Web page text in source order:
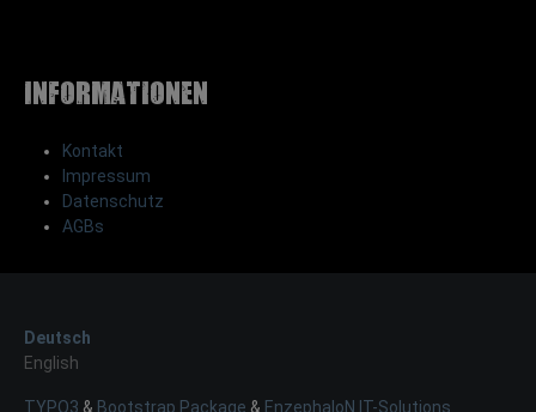
Informationen
Kontakt
Impressum
Datenschutz
AGBs
Deutsch
English
TYPO3 & Bootstrap Package & EnzephaloN IT-Solutions